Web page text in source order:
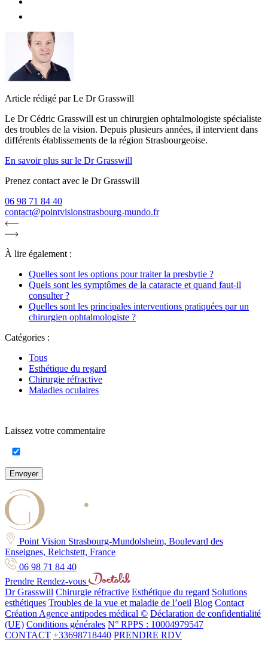
Article rédigé par Le Dr Grasswill
Le Dr Cédric Grasswill est un chirurgien ophtalmologiste spécialiste
des troubles de la vision. Depuis plusieurs années, il intervient dans
différents établissements de la région Strasbourgeoise.
En savoir plus sur le Dr Grasswill
Prenez contact avec le Dr Grasswill
06 98 71 84 40
contact@pointvisionstrasbourg-mundo.fr
À lire également :
Quelles sont les options pour traiter la presbytie ?
Quels sont les symptômes de la cataracte et quand faut-il
consulter ?
Quelles sont les principales interventions pratiquées par un
chirurgien ophtalmologiste ?
Catégories :
Tous
Esthétique du regard
Chirurgie réfractive
Maladies oculaires
Laissez votre commentaire
Envoyer
Point Vision Strasbourg-Mundolsheim, Boulevard des
Enseignes, Reichstett, France
06 98 71 84 40
Prendre Rendez-vous
Dr Grasswill Chirurgie réfractive Esthétique du regard Solutions
esthétiques Troubles de la vue et maladie de l’oeil Blog Contact
Création Agence antipodes médical © Déclaration de confidentialité
(UE) Conditions générales N° RPPS : 10004979547
CONTACT +33698718440 PRENDRE RDV